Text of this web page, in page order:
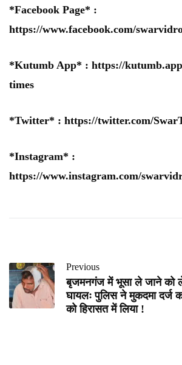
*Facebook Page* :
https://www.facebook.com/
*Kutumb App* : https://
times
*Twitter* : https://twitter.com/
*Instagram* :
https://www.instagram.com/
Previous
बृजमनगंज में भूसा ले जाने को
घायलः पुलिस ने मुकदमा दर्ज
को हिरासत में लिया !